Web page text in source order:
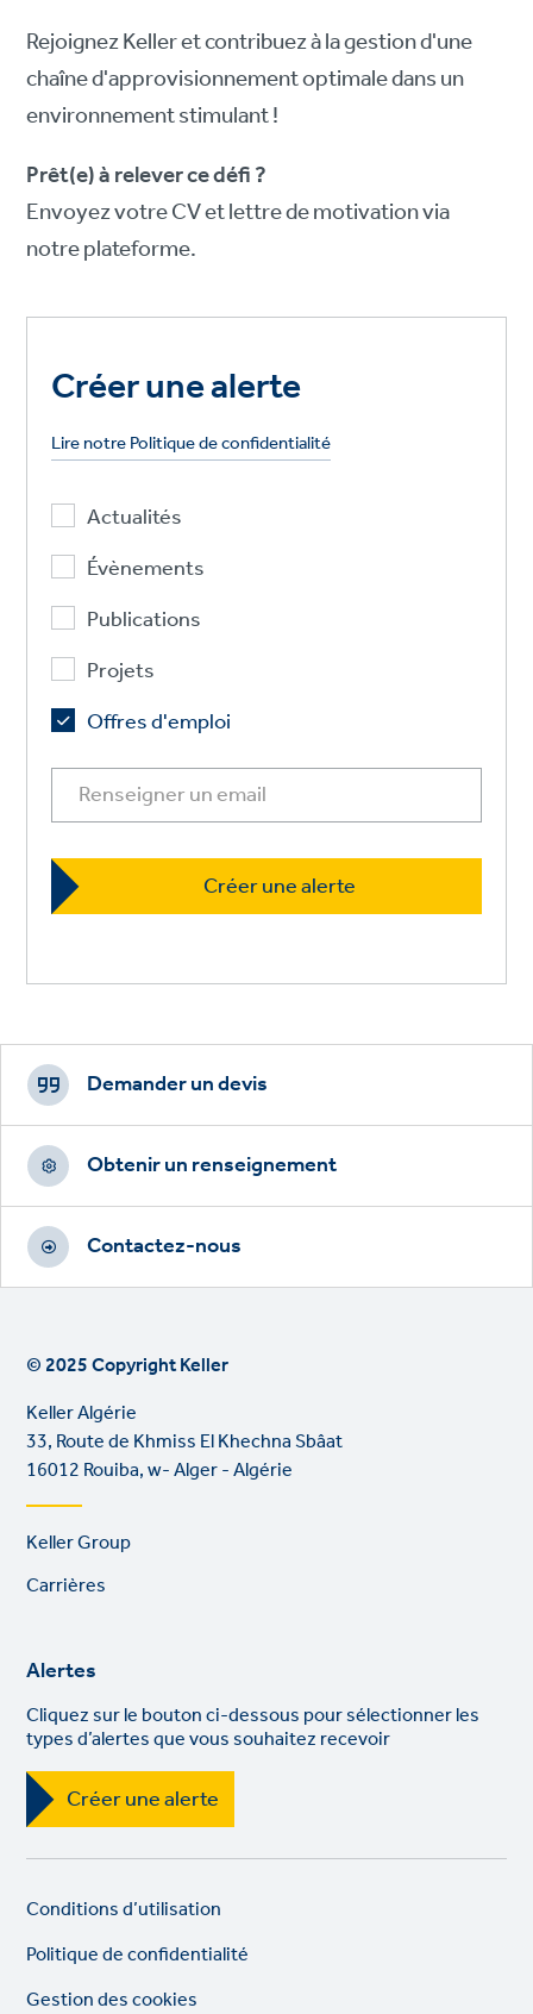
Rejoignez Keller et contribuez à la gestion d'une
chaîne d'approvisionnement optimale dans un
environnement stimulant !
Prêt(e) à relever ce défi ?
Envoyez votre CV et lettre de motivation via
notre plateforme.
Créer une alerte
Lire notre Politique de confidentialité
Actualités
Évènements
Publications
Projets
Offres d'emploi
Footer
CTAs
Demander un devis
Obtenir un renseignement
Contactez-nous
© 2025 Copyright Keller
Keller Algérie
33, Route de Khmiss El Khechna Sbâat
16012 Rouiba, w- Alger - Algérie
Footer
links
Keller Group
Carrières
Alertes
Cliquez sur le bouton ci-dessous pour sélectionner les
types d’alertes que vous souhaitez recevoir
Créer une alerte
Legal
links
Conditions d’utilisation
Politique de confidentialité
Gestion des cookies